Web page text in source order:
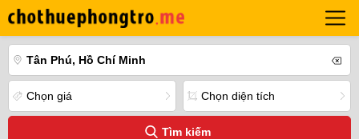
Tân Phú, Hồ Chí Minh
Chọn giá Chọn diện tích
Tìm kiếm